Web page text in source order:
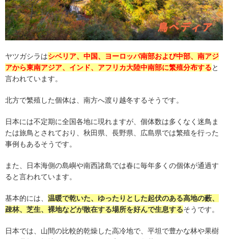
ヤツガシラはシベリア、中国、ヨーロッパ南部および中部、南アジ
アから東南アジア、インド、アフリカ大陸中南部に繁殖分布すると
言われています。
北方で繁殖した個体は、南方へ渡り越冬するそうです。
日本には不定期に全国各地に現れますが、個体数は多くなく迷鳥ま
たは旅鳥とされており、秋田県、長野県、広島県では繁殖を行った
事例もあるそうです。
また、日本海側の島嶼や南西諸島では春に毎年多くの個体が通過す
ると言われています。
基本的には、 温暖で乾いた、ゆったりとした起伏のある高地の藪、
疎林、芝生、裸地などが散在する場所を好んで生息するそうです。
日本では、山間の比較的乾燥した高冷地で、平坦で豊かな林や果樹